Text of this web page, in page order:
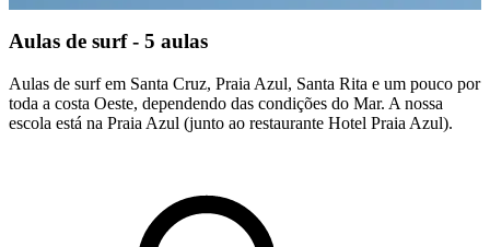
Aulas de surf - 5 aulas
Aulas de surf em Santa Cruz, Praia Azul, Santa Rita e um pouco por
toda a costa Oeste, dependendo das condições do Mar. A nossa
escola está na Praia Azul (junto ao restaurante Hotel Praia Azul).